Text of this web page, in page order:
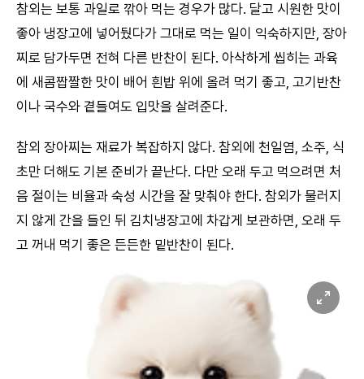
참외는 보통 과일로 깎아 먹는 경우가 많다. 달고 시원한 맛이
좋아 냉장고에 넣어뒀다가 그대로 먹는 일이 익숙하지만, 장아
찌로 담가두면 전혀 다른 반찬이 된다. 아삭하게 씹히는 과육
에 새콤짭짤한 맛이 배어 흰밥 위에 올려 먹기 좋고, 고기반찬
이나 국수와 곁들여도 입맛을 살려준다.
참외 장아찌는 재료가 복잡하지 않다. 참외에 천일염, 소주, 식
초만 더해도 기본 준비가 끝난다. 다만 오래 두고 먹으려면 처
음 절이는 비율과 숙성 시간을 잘 맞춰야 한다. 참외가 물러지
지 않게 간을 들인 뒤 김치냉장고에 차갑게 보관하면, 오래 두
고 꺼내 먹기 좋은 든든한 밑반찬이 된다.